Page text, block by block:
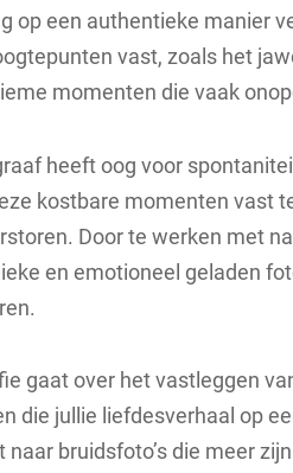
op een authentieke manier
vast, zoals het
momenten die vaak
heeft oog voor
kostbare momenten vast
Door te werken met
en emotioneel geladen
gaat over het vastleggen
die jullie liefdesverhaal op
bruidsfoto’s die meer